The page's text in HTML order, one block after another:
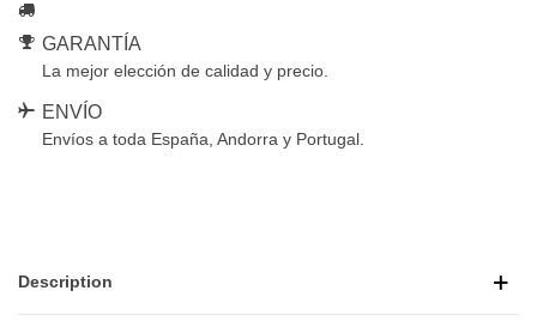
GARANTÍA
La mejor elección de calidad y precio.
ENVÍO
Envíos a toda España, Andorra y Portugal.
Description